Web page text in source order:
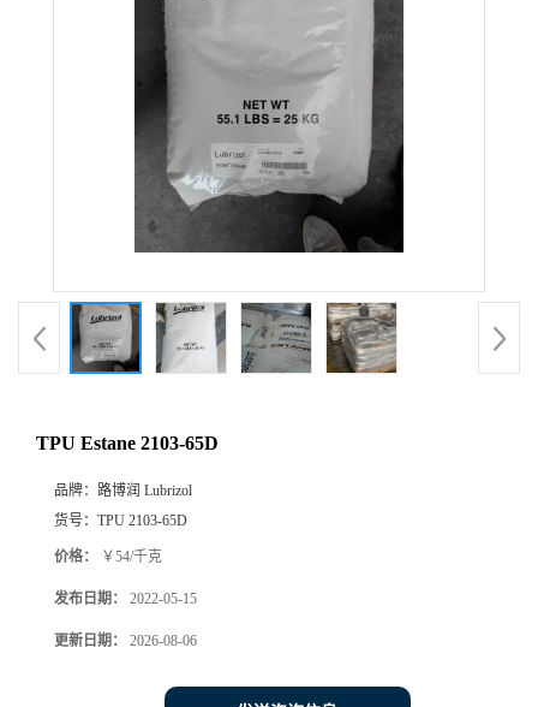
TPU Estane 2103-65D
品牌： 路博润 Lubrizol
货号： TPU 2103-65D
价格： ￥54/千克
发布日期： 2022-05-15
更新日期： 2026-08-06